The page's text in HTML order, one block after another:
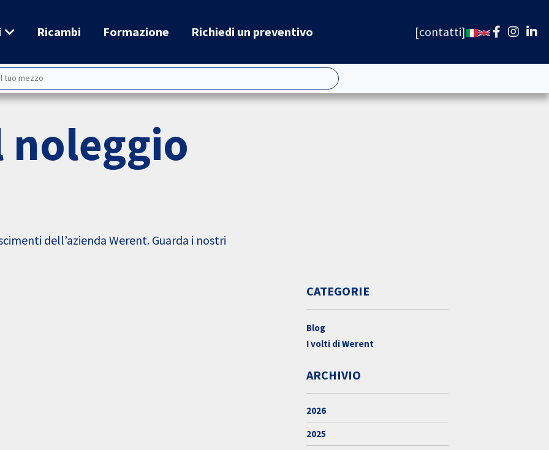
Ricambi Formazione Richiedi un preventivo contatti
noleggio
dell’azienda Werent. Guarda i nostri
CATEGORIE
Blog
I volti di Werent
ARCHIVIO
2026
2025